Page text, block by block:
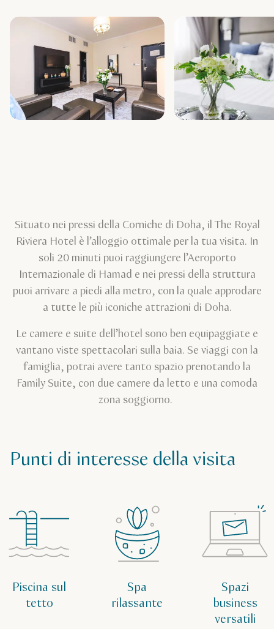
Situato nei pressi della Corniche di Doha, il The Royal
Riviera Hotel è l’alloggio ottimale per la tua visita. In
soli 20 minuti puoi raggiungere l’Aeroporto
Internazionale di Hamad e nei pressi della struttura
puoi arrivare a piedi alla metro, con la quale approdare
a tutte le più iconiche attrazioni di Doha.
Le camere e suite dell’hotel sono ben equipaggiate e
vantano viste spettacolari sulla baia. Se viaggi con la
famiglia, potrai avere tanto spazio prenotando la
Family Suite, con due camere da letto e una comoda
zona soggiorno.
Punti di interesse della visita
Piscina sul
tetto
Spa
rilassante
Spazi
business
versatili